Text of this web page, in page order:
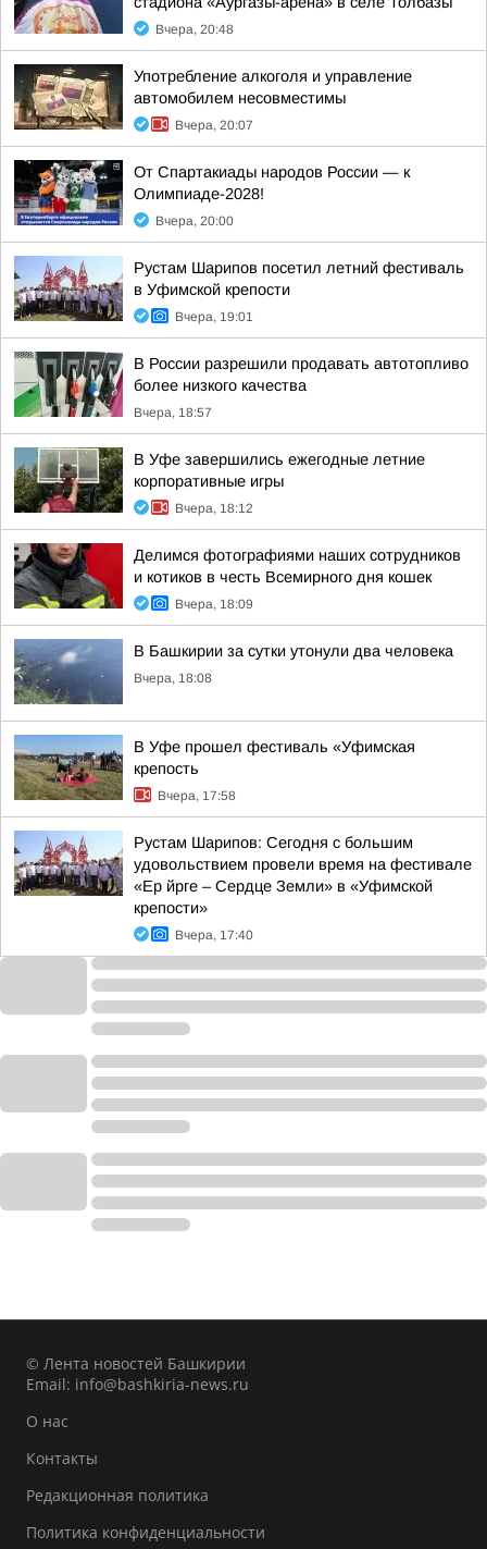
Вчера, 20:48
Употребление алкоголя и управление
автомобилем несовместимы
Вчера, 20:07
От Спартакиады народов России — к
Олимпиаде-2028!
Вчера, 20:00
Рустам Шарипов посетил летний фестиваль
в Уфимской крепости
Вчера, 19:01
В России разрешили продавать автотопливо
более низкого качества
Вчера, 18:57
В Уфе завершились ежегодные летние
корпоративные игры
Вчера, 18:12
Делимся фотографиями наших сотрудников
и котиков в честь Всемирного дня кошек
Вчера, 18:09
В Башкирии за сутки утонули два человека
Вчера, 18:08
В Уфе прошел фестиваль «Уфимская
крепость
Вчера, 17:58
Рустам Шарипов: Сегодня с большим
удовольствием провели время на фестивале
«Ер йрге – Сердце Земли» в «Уфимской
крепости»
Вчера, 17:40
© Лента новостей Башкирии
Email: info@bashkiria-news.ru
О нас
Контакты
Редакционная политика
Политика конфиденциальности